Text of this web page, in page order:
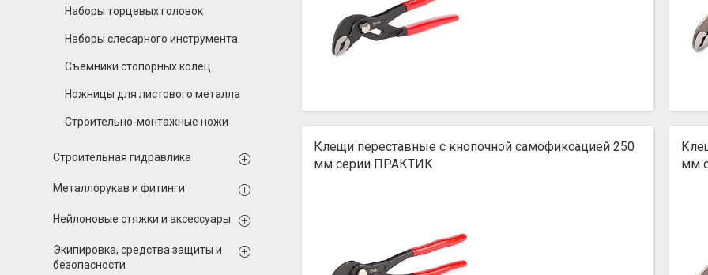
Клещи переставные с кнопочной самофиксацией 250
мм серии ПРАКТИК
мм
Наборы торцевых головок
Наборы слесарного инструмента
Съемники стопорных колец
Ножницы для листового металла
Строительно-монтажные ножи
Строительная гидравлика
Металлорукав и фитинги
Нейлоновые стяжки и аксессуары
Экипировка, средства защиты и
безопасности